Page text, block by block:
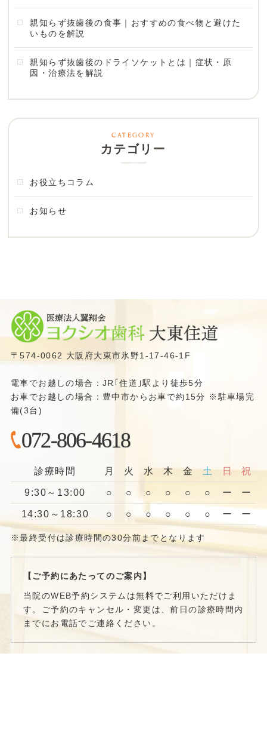
親知らず抜歯後の食事｜おすすめの食べ物と避けた
いものを解説
親知らず抜歯後のドライソケットとは｜症状・原
因・治療法を解説
カテゴリー
お役立ちコラム
お知らせ
〒574-0062 大阪府大東市氷野1-17-46-1F
電車でお越しの場合：JR｢住道｣駅より徒歩5分
お車でお越しの場合：豊中市からお車で約15分 ※駐車場完
備(3台)
072-806-4618
診療時間 月 火 水 木 金 土 日 祝
9:30～13:00 ○ ○ ○ ○ ○ ○ ー ー
14:30～18:30 ○ ○ ○ ○ ○ ○ ー ー
※最終受付は診療時間の30分前までとなります
【ご予約にあたってのご案内】
当院のWEB予約システムは無料でご利用いただけま
す。ご予約のキャンセル・変更は、前日の診療時間内
までにお電話でご連絡ください。